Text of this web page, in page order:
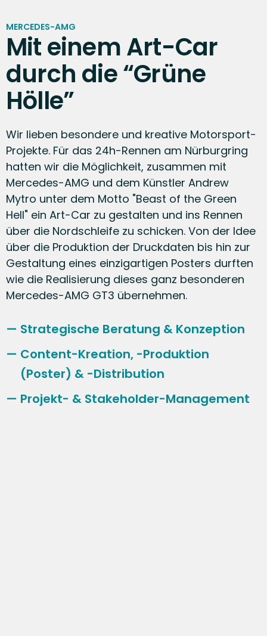
MERCEDES-AMG
Mit einem Art-Car
durch die “Grüne
Hölle”
Wir lieben besondere und kreative Motorsport-
Projekte. Für das 24h-Rennen am Nürburgring
hatten wir die Möglichkeit, zusammen mit
Mercedes-AMG und dem Künstler Andrew
Mytro unter dem Motto "Beast of the Green
Hell" ein Art-Car zu gestalten und ins Rennen
über die Nordschleife zu schicken. Von der Idee
über die Produktion der Druckdaten bis hin zur
Gestaltung eines einzigartigen Posters durften
wie die Realisierung dieses ganz besonderen
Mercedes-AMG GT3 übernehmen.
Strategische Beratung & Konzeption
Content-Kreation, -Produktion
(Poster) & -Distribution
Projekt- & Stakeholder-Management